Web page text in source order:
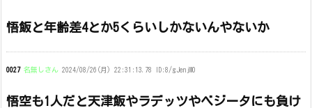
悟飯と年齢差4とか5くらいしかないんやないか
0027 名無しさん 2024/08/26(月) 22:31:13.78 ID:8/gJenjM0
悟空も1人だと天津飯やラデッツやベジータにも負け